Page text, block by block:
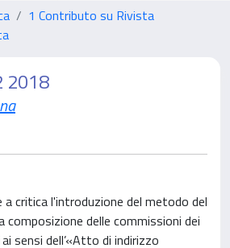
1 Contributo su Rivista
2018
critica l'introduzione del metodo del
delle commissioni dei
sensi dell’«Atto di indirizzo